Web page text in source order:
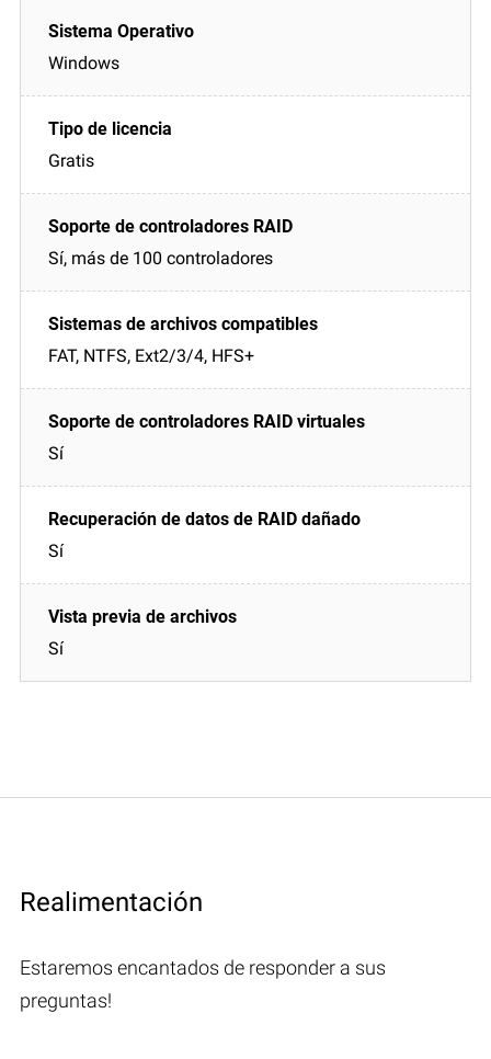
Windows
Gratis
Sí, más de 100 controladores
FAT, NTFS, Ext2/3/4, HFS+
Sí
Sí
Sí
Realimentación
Estaremos encantados de responder a sus
preguntas!